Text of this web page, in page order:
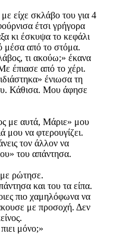
είχε σκλάβο του για 4
έτσι γρήγορα
κι έσκυψα το κεφάλι
μέσα από το στόμα.
τι ακούω;» έκανα
έπιασε από το χέρι.
ένιωσα τη
Κάθισα. Μου άφησε
με αυτά, Μάριε» μου
μου να φτερουγίζει.
τον άλλον να
του απάντησα.
ρώτησε.
και του τα είπα.
πιο χαμηλόφωνα να
με προσοχή. Δεν
μόνο;»